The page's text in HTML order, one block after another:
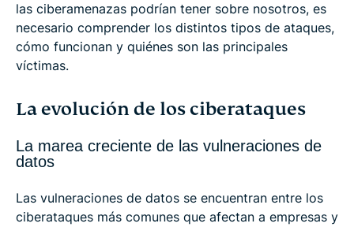
las ciberamenazas podrían tener sobre nosotros, es
necesario comprender los distintos tipos de ataques,
cómo funcionan y quiénes son las principales
víctimas.
La evolución de los ciberataques
La marea creciente de las vulneraciones de
datos
Las vulneraciones de datos se encuentran entre los
ciberataques más comunes que afectan a empresas y